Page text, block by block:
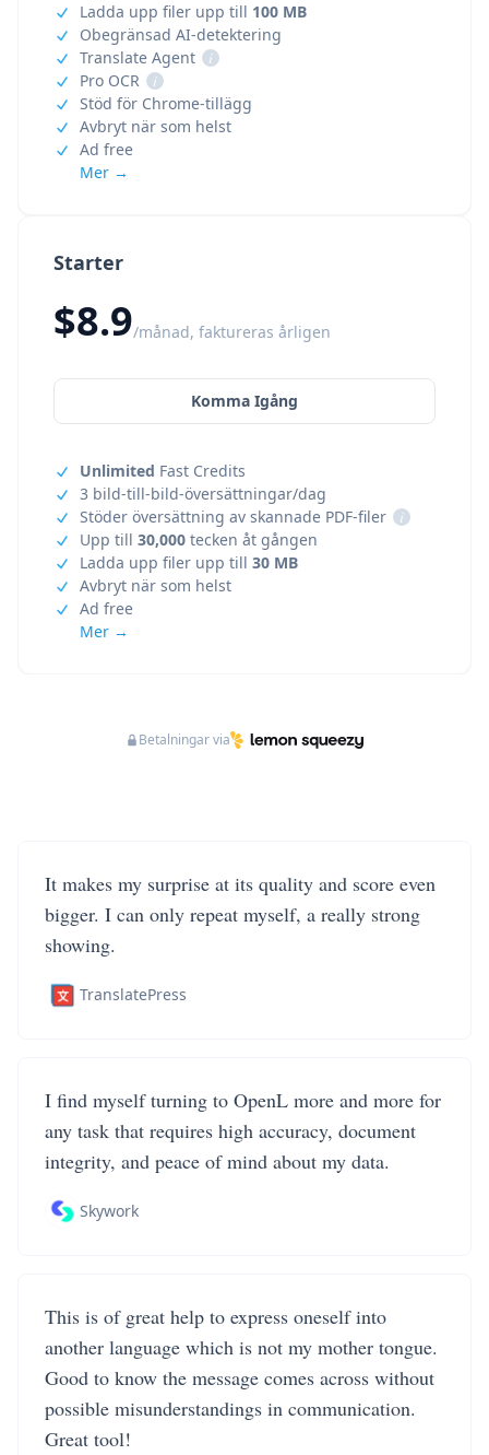
Starter
$8.9/månad, faktureras årligen
Komma Igång
Unlimited Fast Credits
3 bild-till-bild-översättningar/dag
Stöder översättning av skannade PDF-filer
i
Upp till 30,000 tecken åt gången
Ladda upp filer upp till 30 MB
Avbryt när som helst
Ad free
Mer →
Ladda upp filer upp till 100 MB
Obegränsad AI-detektering
Translate Agent
i
Pro OCR
i
Stöd för Chrome-tillägg
Avbryt när som helst
Ad free
Mer →
Betalningar via
It makes my surprise at its quality and score even
bigger. I can only repeat myself, a really strong
showing.
TranslatePress
I find myself turning to OpenL more and more for
any task that requires high accuracy, document
integrity, and peace of mind about my data.
Skywork
This is of great help to express oneself into
another language which is not my mother tongue.
Good to know the message comes across without
possible misunderstandings in communication.
Great tool!